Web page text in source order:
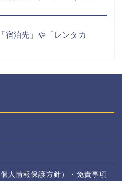
宿泊先」や「レンタカ
人情報保護方針）・免責事項